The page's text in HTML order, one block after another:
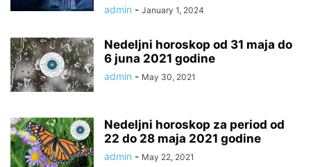
admin - January 1, 2024
Nedeljni horoskop od 31 maja do
6 juna 2021 godine
admin - May 30, 2021
Nedeljni horoskop za period od
22 do 28 maja 2021 godine
admin - May 22, 2021